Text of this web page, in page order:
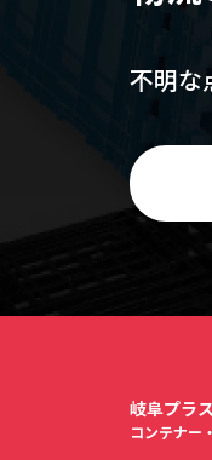
不明な
岐阜プラ
コンテナー